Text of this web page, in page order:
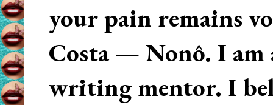
your pain remains
Costa — Nonô. I am
writing mentor. I